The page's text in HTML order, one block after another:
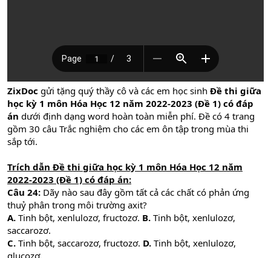
ZixDoc gửi tặng quý thầy cô và các em học sinh Đề thi giữa
học kỳ 1 môn Hóa Học 12 năm 2022-2023 (Đề 1) có đáp
án dưới định dạng word hoàn toàn miễn phí. Đề có 4 trang
gồm 30 câu Trắc nghiệm cho các em ôn tập trong mùa thi
sắp tới.
Trích dẫn Đề thi giữa học kỳ 1 môn Hóa Học 12 năm
2022-2023 (Đề 1) có đáp án:
Câu 24: Dãy nào sau đây gồm tất cả các chất có phản ứng
thuỷ phân trong môi trường axit?
A. Tinh bột, xenlulozơ, fructozơ. B. Tinh bột, xenlulozơ,
saccarozơ.
C. Tinh bột, saccarozơ, fructozơ. D. Tinh bột, xenlulozơ,